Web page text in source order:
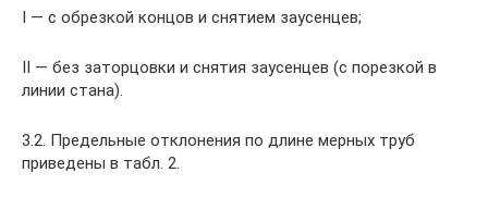
I — с обрезкой концов и снятием заусенцев;
II — без заторцовки и снятия заусенцев (с порезкой в
линии стана).
3.2. Предельные отклонения по длине мерных труб
приведены в табл. 2.